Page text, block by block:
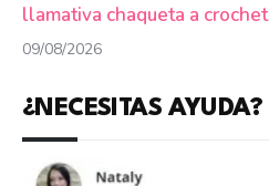
llamativa chaqueta a crochet
09/08/2026
¿NECESITAS AYUDA?